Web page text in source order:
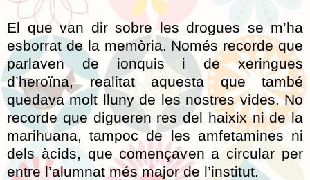
El que van dir sobre les drogues se m’ha
esborrat de la memòria. Només recorde que
parlaven de ionquis i de xeringues
d’heroïna, realitat aquesta que també
quedava molt lluny de les nostres vides. No
recorde que digueren res del haixix ni de la
marihuana, tampoc de les amfetamines ni
dels àcids, que començaven a circular per
entre l’alumnat més major de l’institut.